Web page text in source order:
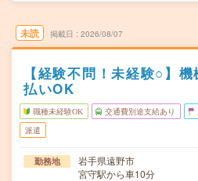
未読 掲載日 2026/08/07
【経験不問！未経験○】
払いOK
職種未経験OK 交通費別途支給あり
派遣
勤務地
岩手県遠野市
宮守駅から車10分